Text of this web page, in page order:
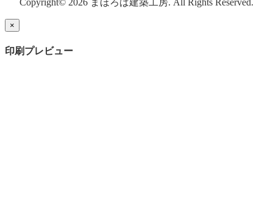
Copyright© 2026 まほろば建築工房. All Rights Reserved.
×
印刷プレビュー